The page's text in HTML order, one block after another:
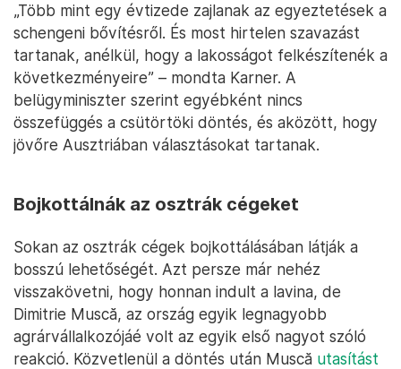
„Több mint egy évtizede zajlanak az egyeztetések a
schengeni bővítésről. És most hirtelen szavazást
tartanak, anélkül, hogy a lakosságot felkészítenék a
következményeire” – mondta Karner. A
belügyminiszter szerint egyébként nincs
összefüggés a csütörtöki döntés, és aközött, hogy
jövőre Ausztriában választásokat tartanak.
Bojkottálnák az osztrák cégeket
Sokan az osztrák cégek bojkottálásában látják a
bosszú lehetőségét. Azt persze már nehéz
visszakövetni, hogy honnan indult a lavina, de
Dimitrie Muscă, az ország egyik legnagyobb
agrárvállalkozójáé volt az egyik első nagyot szóló
reakció. Közvetlenül a döntés után Muscă utasítást